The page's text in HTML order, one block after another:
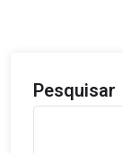
Pesquisar